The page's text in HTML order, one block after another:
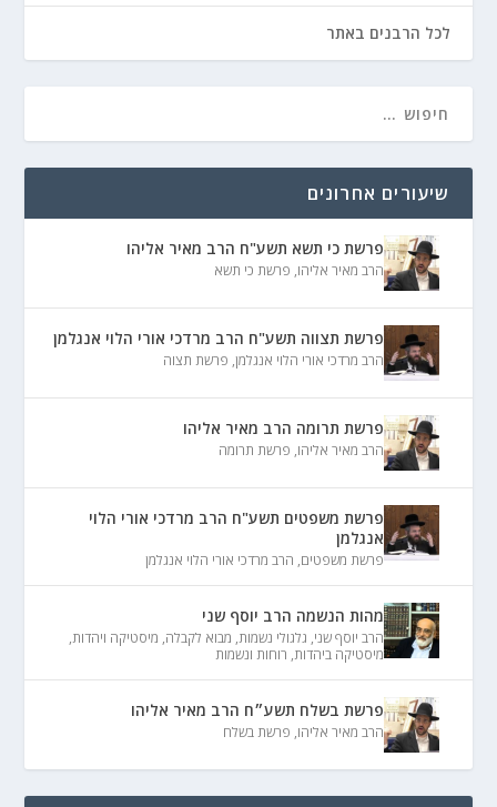
לכל הרבנים באתר
שיעורים אחרונים
פרשת כי תשא תשע"ח הרב מאיר אליהו
הרב מאיר אליהו, פרשת כי תשא
פרשת תצווה תשע"ח הרב מרדכי אורי הלוי אנגלמן
הרב מרדכי אורי הלוי אנגלמן, פרשת תצוה
פרשת תרומה הרב מאיר אליהו
הרב מאיר אליהו, פרשת תרומה
פרשת משפטים תשע"ח הרב מרדכי אורי הלוי
אנגלמן
פרשת משפטים, הרב מרדכי אורי הלוי אנגלמן
מהות הנשמה הרב יוסף שני
הרב יוסף שני, גלגולי נשמות, מבוא לקבלה, מיסטיקה ויהדות,
מיסטיקה ביהדות, רוחות ונשמות
פרשת בשלח תשע״ח הרב מאיר אליהו
הרב מאיר אליהו, פרשת בשלח